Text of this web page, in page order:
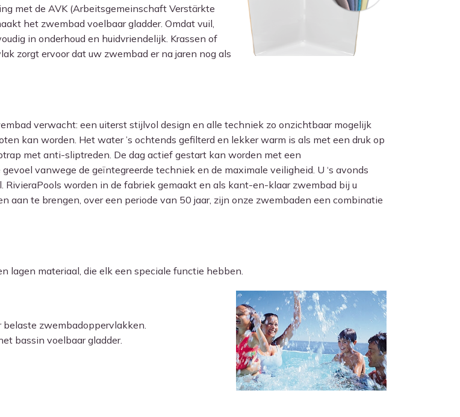
met de AVK (Arbeitsgemeinschaft Verstärkte
het zwembad voelbaar gladder. Omdat vuil,
in onderhoud en huidvriendelijk. Krassen of
zorgt ervoor dat uw zwembad er na jaren nog als
verwacht: een uiterst stijlvol design en alle techniek zo onzichtbaar mogelijk
kan worden. Het water ’s ochtends gefilterd en lekker warm is als met een druk op
met anti-sliptreden. De dag actief gestart kan worden met een
vanwege de geïntegreerde techniek en de maximale veiligheid. U ‘s avonds
worden in de fabriek gemaakt en als kant-en-klaar zwembad bij u
aan te brengen, over een periode van 50 jaar, zijn onze zwembaden een combinatie
lagen materiaal, die elk een speciale functie hebben.
zwembadoppervlakken.
bassin voelbaar gladder.